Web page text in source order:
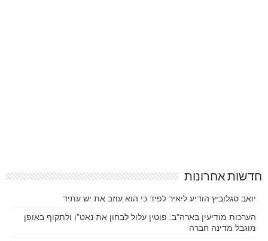
חדשות אחרונות
יואב סגלוביץ הודיע ליאיר לפיד כי הוא עוזב את יש עתיד
הערכות מודיעין בארה"ב: פוטין עלול לבחון את נאט"ו ולתקוף באופן
מוגבל מדינה חברה